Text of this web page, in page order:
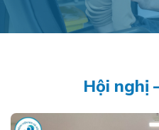
Hội nghị